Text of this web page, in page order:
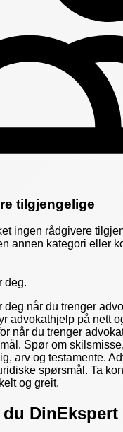
tilgjengelige
ingen rådgivere
annen kategori eller
deg.
deg når du trenger
advokathjelp på nett
når du trenger
Spør om
arv og testamente.
spørsmål. Ta
og greit.
DinEkspert